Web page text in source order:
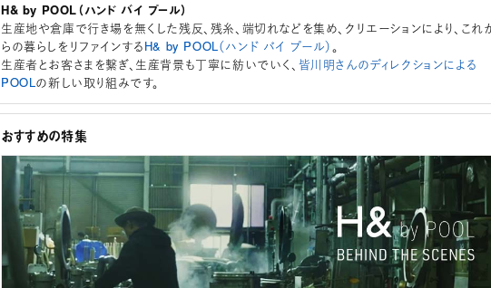
H& by POOL（ハンド バイ プール）
生産地や倉庫で行き場を無くした残反、残糸、端切れなどを集め、クリエーションにより、これ
らの暮らしをリファインするH& by POOL（ハンド バイ プール）。
生産者とお客さまを繋ぎ、生産背景も丁寧に紡いでいく、 皆川明さんのディレクションによる
POOLの新しい取り組みです。
おすすめの特集